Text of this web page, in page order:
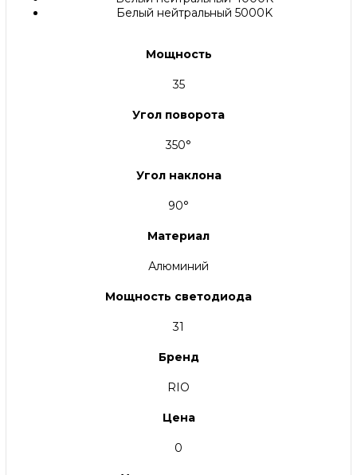
Белый нейтральный 5000K
Мощность
35
Угол поворота
350°
Угол наклона
90°
Материал
Алюминий
Мощность светодиода
31
Бренд
RIO
Цена
0